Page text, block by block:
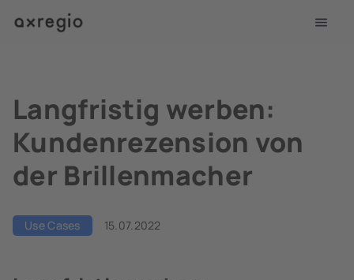
Langfristig werben:
Kundenrezension von
der Brillenmacher
Use Cases 15.07.2022